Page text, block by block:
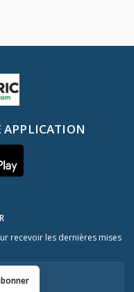
APPLICATION
recevoir les dernières mises